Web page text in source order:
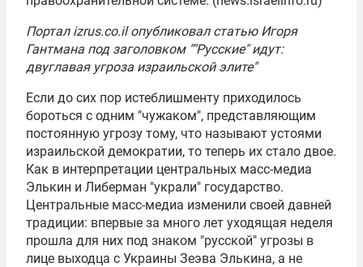
Портал izrus.co.il опубликовал статью Игоря
Гантмана под заголовком ""Русские" идут:
двуглавая угроза израильской элите"
Если до сих пор истеблишменту приходилось
бороться с одним "чужаком", представляющим
постоянную угрозу тому, что называют устоями
израильской демократии, то теперь их стало двое.
Как в интерпретации центральных масс-медиа
Элькин и Либерман "украли" государство.
Центральные масс-медиа изменили своей давней
традиции: впервые за много лет уходящая неделя
прошла для них под знаком "русской" угрозы в
лице выходца с Украины Зеэва Элькина, а не